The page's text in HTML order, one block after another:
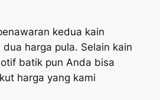
kedua kain
harga pula. Selain kain
batik pun Anda bisa
harga yang kami